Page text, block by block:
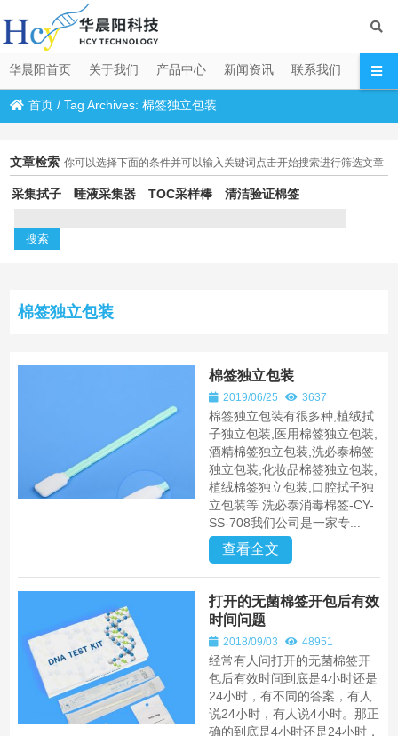
华晨阳首页 关于我们 产品中心 新闻资讯 联系我们
首页 /Tag Archives: 棉签独立包装
文章检索 你可以选择下面的条件并可以输入关键词点击开始搜索进行筛选文章
采集拭子 唾液采集器 TOC采样棒 清洁验证棉签
棉签独立包装
棉签独立包装
2019/06/25 3637
棉签独立包装有很多种,植绒拭
子独立包装,医用棉签独立包装,
酒精棉签独立包装,洗必泰棉签
独立包装,化妆品棉签独立包装,
植绒棉签独立包装,口腔拭子独
立包装等 洗必泰消毒棉签-CY-
SS-708我们公司是一家专...
查看全文
打开的无菌棉签开包后有效
时间问题
2018/09/03 48951
经常有人问打开的无菌棉签开
包后有效时间到底是4小时还是
24小时，有不同的答案，有人
说24小时，有人说4小时。那正
确的到底是4小时还是24小时，